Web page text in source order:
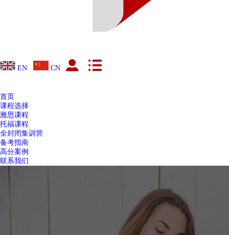
EN CN
首页
课程选择
雅思课程
托福课程
全封闭集训营
备考指南
高分案例
联系我们